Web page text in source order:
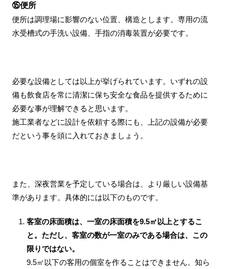
⑮便所
便所は調理場に影響のない位置、構造とします。専用の流
水受槽式の手洗い設備、手指の消毒装置が必要です。
必要な設備としては以上が挙げられています。いずれの設
備も飲食店を常に清潔に保ち安全な食品を提供するために
必要な事が理解できると思います。
施工業者などに設計を依頼する際にも、上記の設備が必要
だという事を頭に入れておきましょう。
また、深夜営業を予定している場合は、より厳しい設備基
準があります。具体的には以下のものです。
客室の床面積は、一室の床面積を9.5㎡以上とするこ
と。ただし、客室の数が一室のみである場合は、この
限りではない。
9.5㎡以下の客用の個室を作ることはできません。知ら